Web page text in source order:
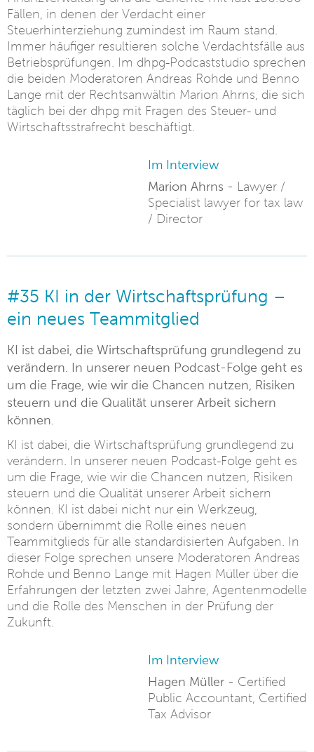
Fällen, in denen der Verdacht einer
Steuerhinterziehung zumindest im Raum stand.
Immer häufiger resultieren solche Verdachtsfälle aus
Betriebsprüfungen. Im dhpg-Podcaststudio sprechen
die beiden Moderatoren Andreas Rohde und Benno
Lange mit der Rechtsanwältin Marion Ahrns, die sich
täglich bei der dhpg mit Fragen des Steuer- und
Wirtschaftsstrafrecht beschäftigt.
Im Interview
Marion Ahrns - Lawyer /
Specialist lawyer for tax law
/ Director
#35 KI in der Wirtschaftsprüfung –
ein neues Teammitglied
KI ist dabei, die Wirtschaftsprüfung grundlegend zu
verändern. In unserer neuen Podcast-Folge geht es
um die Frage, wie wir die Chancen nutzen, Risiken
steuern und die Qualität unserer Arbeit sichern
können.
KI ist dabei, die Wirtschaftsprüfung grundlegend zu
verändern. In unserer neuen Podcast-Folge geht es
um die Frage, wie wir die Chancen nutzen, Risiken
steuern und die Qualität unserer Arbeit sichern
können. KI ist dabei nicht nur ein Werkzeug,
sondern übernimmt die Rolle eines neuen
Teammitglieds für alle standardisierten Aufgaben. In
dieser Folge sprechen unsere Moderatoren Andreas
Rohde und Benno Lange mit Hagen Müller über die
Erfahrungen der letzten zwei Jahre, Agentenmodelle
und die Rolle des Menschen in der Prüfung der
Zukunft.
Im Interview
Hagen Müller - Certified
Public Accountant, Certified
Tax Advisor